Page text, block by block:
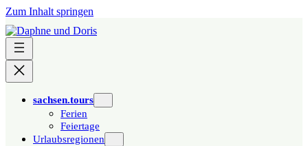
Zum Inhalt springen
sachsen.tours
Ferien
Feiertage
Urlaubsregionen